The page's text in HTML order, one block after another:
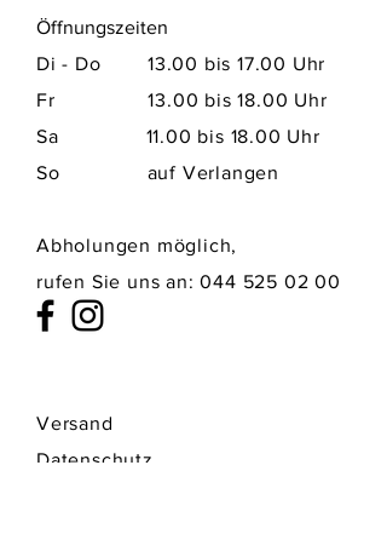
Öffnungszeiten
Di - Do 13.00 bis 17.00 Uhr
Fr 13.00 bis 18.00 Uhr
Sa​ 11.00 bis 18.00 Uhr
So auf Verlangen
Abholungen möglich,
rufen Sie uns an:044 525 02 00
Versand
Datenschutz